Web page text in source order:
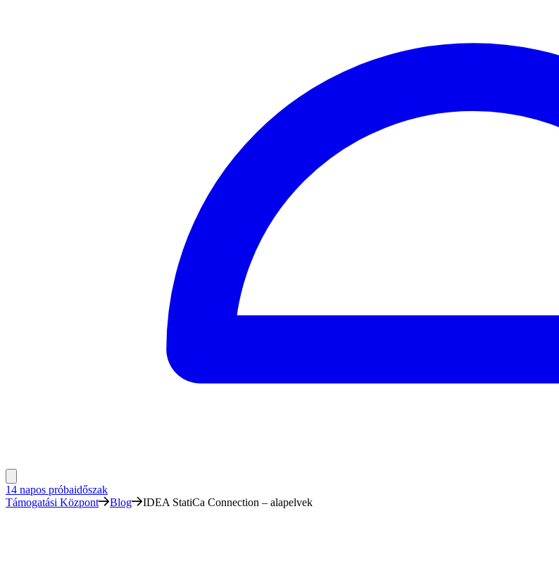
14 napos próbaidőszak
Támogatási Központ
Blog IDEA StatiCa Connection – alapelvek